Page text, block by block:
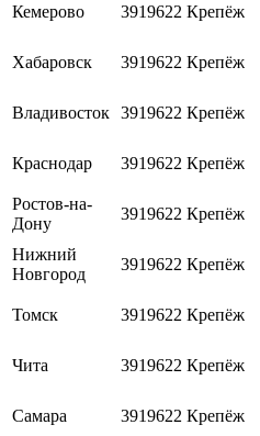
Кемерово 3919622 Крепёж
Хабаровск 3919622 Крепёж
Владивосток 3919622 Крепёж
Краснодар 3919622 Крепёж
Ростов-на-
Дону
3919622 Крепёж
Нижний
Новгород
3919622 Крепёж
Томск 3919622 Крепёж
Чита 3919622 Крепёж
Самара 3919622 Крепёж